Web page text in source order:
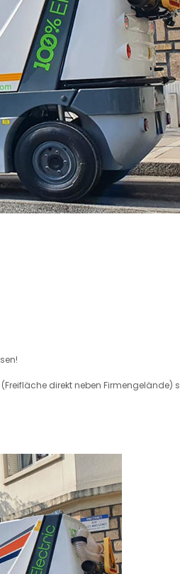
(Freifläche direkt neben Firmengelände)